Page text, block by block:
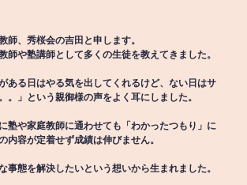
師、秀桜会の吉田と申します。
師や塾講師として多くの生徒を教えてきました。
ある日はやる気を出してくれるけど、ない日はサ
。」という親御様の声をよく耳にしました。
塾や家庭教師に通わせても「わかったつもり」に
内容が定着せず成績は伸びません。
事態を解決したいという想いから生まれました。